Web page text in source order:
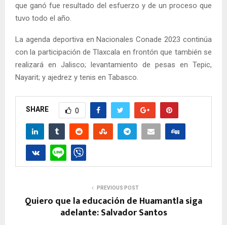
que ganó fue resultado del esfuerzo y de un proceso que
tuvo todo el año.
La agenda deportiva en Nacionales Conade 2023 continúa
con la participación de Tlaxcala en frontón que también se
realizará en Jalisco; levantamiento de pesas en Tepic,
Nayarit; y ajedrez y tenis en Tabasco.
SHARE 0
PREVIOUS POST
Quiero que la educación de Huamantla siga
adelante: Salvador Santos